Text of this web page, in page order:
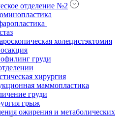
отделение №2
холецистэктомия
груди
хирургия
маммопластика
груди
грыж
ожирения и метаболических